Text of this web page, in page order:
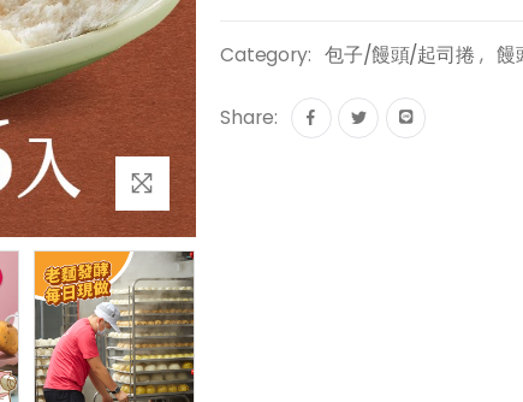
Category: 包子/饅頭/起司捲 , 饅
Share: